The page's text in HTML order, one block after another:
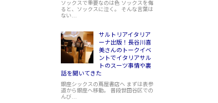
ソックスで重要なのは色 ソックスを侮
ると、ソックスに泣く。 そんな言葉は
ない…
サルトリアイタリア
ーナ出版！長谷川喜
美さんのトークイベ
ントでイタリアサル
トのスーツ事情や裏
話を聞いてきた
銀座シックスの蔦屋書店へ まずは表参
道から銀座へ移動。 普段世田谷区での
んび…